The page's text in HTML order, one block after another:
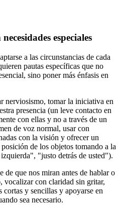
especiales
a las circunstancias de cada
pautas específicas que no
sino poner más énfasis en
nerviosismo, tomar la iniciativa en
presencia (un leve contacto en
con ellas y no a través de un
de voz normal, usar con
con la visión y ofrecer un
de los objetos tomando a la
"justo detrás de usted").
de que nos miran antes de hablar o
vocalizar con claridad sin gritar,
cortas y sencillas y apoyarse en
sea necesario.